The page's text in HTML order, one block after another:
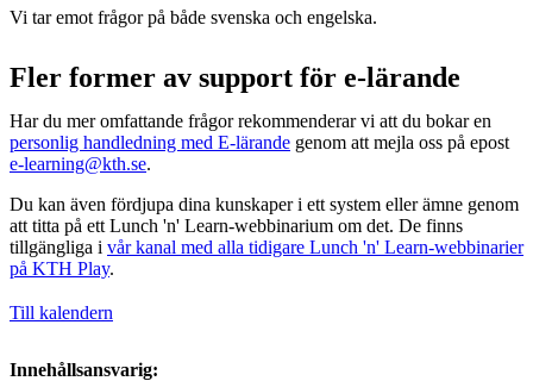
Vi tar emot frågor på både svenska och engelska.
Fler former av support för e-lärande
Har du mer omfattande frågor rekommenderar vi att du bokar en
personlig handledning med E-lärande genom att mejla oss på epost
e-learning@kth.se.
Du kan även fördjupa dina kunskaper i ett system eller ämne genom
att titta på ett Lunch 'n' Learn-webbinarium om det. De finns
tillgängliga i vår kanal med alla tidigare Lunch 'n' Learn-webbinarier
på KTH Play.
Till kalendern
Innehållsansvarig: